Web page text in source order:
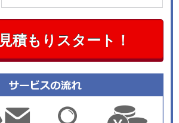
見積もりスタート！